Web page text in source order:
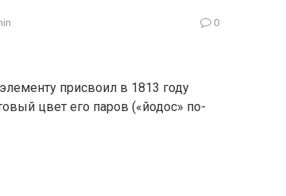
0
присвоил в 1813 году
цвет его паров («йодос» по-